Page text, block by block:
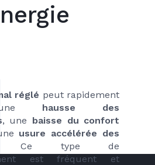
réglé peut rapidement
une hausse des
, une baisse du confort
usure accélérée des
Ce type de
est fréquent et